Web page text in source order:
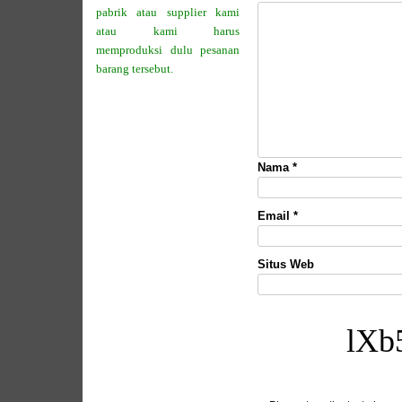
Nama *
Email *
Situs Web
pabrik atau supplier kami
atau kami harus
memproduksi dulu pesanan
barang tersebut.